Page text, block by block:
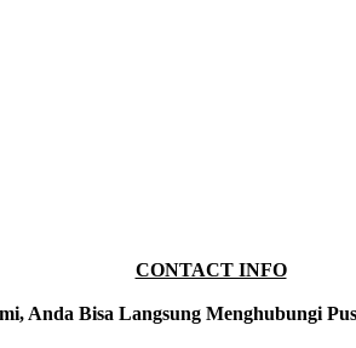
CONTACT INFO
Anda Bisa Langsung Menghubungi